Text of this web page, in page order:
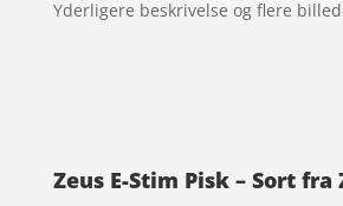
Yderligere beskrivelse og flere
Zeus E-Stim Pisk – Sort fra